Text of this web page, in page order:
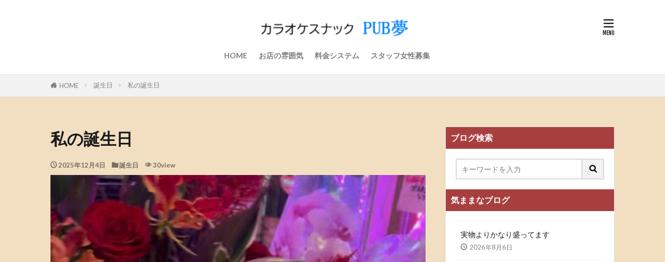
HOME お店の雰囲気 料金システム スタッフ女性募集
HOME 誕生日 私の誕生日
私の誕生日
2025年12月4日 誕生日 30view
ブログ検索
気ままなブログ
実物よりかなり盛ってます
2026年8月6日